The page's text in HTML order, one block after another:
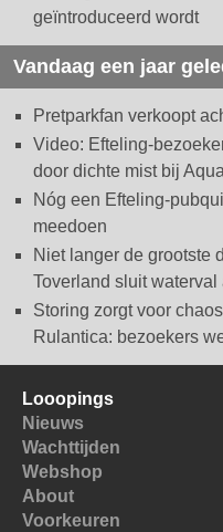
geïntroduceerd wordt
Vandaag een jaar
Pretparkfan verkoopt
Video: Efteling-
door dichte mist bij
Nóg een Efteling-
meedoen
Niet langer de grootste
Toverland sluit waterval
Storing zorgt voor
Rulantica: bezoekers
Looopings
Nieuws
Wachttijden
Webshop
About
Voorkeuren